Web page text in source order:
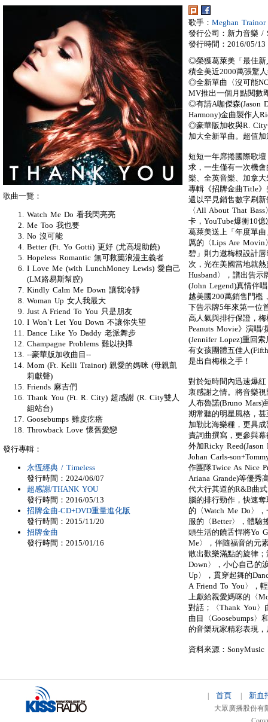
歌手： Meghan
發行公司：新力音樂 /
發行時間：2016/05/13
◎榮獲葛萊美「最佳新
積全美近2000萬張驚
◎全新單曲〈沒可能
MV推出一個月點閱數
◎有請A咖傑森(Jason
Harmony)金曲製作人
◎豪華版加收與R. City
加大全新單曲。超值
短短一年席捲國際歌
求，一生僅有一次機
樂、全英音樂、加拿
專輯《招牌金曲Title
還以罕見銷售數字刷
〈All About That
卡，YouTube爆衝10
葛萊美送上「年度單
厲的〈Lips Are Movin
碧」則力邀梅根設計
次，光在美國當地就
Husband〉，譜出告
(John Legend)真情伴
越美國200萬銷售門檻
下告示牌5年來第一位
高人氣與排行保證，
Peanuts Movie》演唱/
(Jennifer Lopez)重回
有女孩團體五佳人
是出自梅根之手！
對於短時間內迅速爆
衷感謝之情。將音樂
人布魯諾(Bruno
期常聽的明星風格，
加勒比海樂種，更具
責詞曲撰寫，更參與
外加Ricky Reed(Jason
Johan Carls-
作團隊Twice As Nice
Ariana Grande)等優秀
代大行其道的R&B曲
腦的排行勁作，快速
的〈Watch Me Do〉
服的〈Better〉，體驗
頭生活的饒舌悍將Yo
Me〉，伴隨福音的元
散出歡樂滿點的旋律
Down〉，小心自己的
Up〉，貫穿起舞的
A Friend To You〉，
上獻給親愛媽咪的〈
對話；〈Thank You
曲目〈Goosebumps〉
的音樂玩家精彩表現
資料來源：SonyMusic
歌曲一覽：
Watch Me Do 看我閃亮亮
Me Too 我也要
No 沒可能
Better (Ft. Yo Gotti) 更好 (尤高堤助饒)
Hopeless Romantic 無可救藥浪漫主義者
I Love Me (with LunchMoney Lewis) 愛自己
(LM路易斯幫腔)
Kindly Calm Me Down 讓我冷靜
Woman Up 女人我最大
Just A Friend To You 只是朋友
I Won`t Let You Down 不讓你失望
Dance Like Yo Daddy 老派舞步
Champagne Problems 難以抉擇
--豪華版加收曲目--
Mom (Ft. Kelli Trainor) 親愛的媽咪 (母親凱
莉獻聲)
Friends 麻吉們
Thank You (Ft. R. City) 超感謝 (R. City雙人
組站台)
Goosebumps 雞皮疙瘩
Throwback Love 懷舊愛戀
發行專輯：
永恆經典 / Timeless
發行時間：2024/06/07
超感謝/THANK YOU
發行時間：2016/05/13
招牌金曲-CD+DVD重量進化版
發行時間：2015/11/20
招牌金曲
發行時間：2015/01/16
首頁 新血
大眾廣播股份有